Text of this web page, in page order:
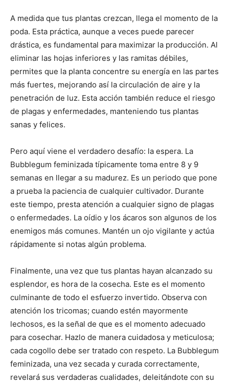
A medida que tus plantas crezcan, llega el momento de la
poda. Esta práctica, aunque a veces puede parecer
drástica, es fundamental para maximizar la producción. Al
eliminar las hojas inferiores y las ramitas débiles,
permites que la planta concentre su energía en las partes
más fuertes, mejorando así la circulación de aire y la
penetración de luz. Esta acción también reduce el riesgo
de plagas y enfermedades, manteniendo tus plantas
sanas y felices.
Pero aquí viene el verdadero desafío: la espera. La
Bubblegum feminizada típicamente toma entre 8 y 9
semanas en llegar a su madurez. Es un periodo que pone
a prueba la paciencia de cualquier cultivador. Durante
este tiempo, presta atención a cualquier signo de plagas
o enfermedades. La oídio y los ácaros son algunos de los
enemigos más comunes. Mantén un ojo vigilante y actúa
rápidamente si notas algún problema.
Finalmente, una vez que tus plantas hayan alcanzado su
esplendor, es hora de la cosecha. Este es el momento
culminante de todo el esfuerzo invertido. Observa con
atención los tricomas; cuando estén mayormente
lechosos, es la señal de que es el momento adecuado
para cosechar. Hazlo de manera cuidadosa y meticulosa;
cada cogollo debe ser tratado con respeto. La Bubblegum
feminizada, una vez secada y curada correctamente,
revelará sus verdaderas cualidades, deleitándote con su